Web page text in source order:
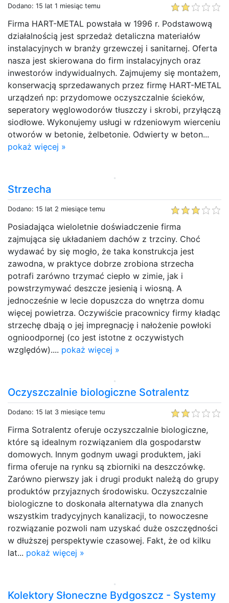
Dodano: 15 lat 1 miesiąc temu
Firma HART-METAL powstała w 1996 r. Podstawową
działalnością jest sprzedaż detaliczna materiałów
instalacyjnych w branży grzewczej i sanitarnej. Oferta
nasza jest skierowana do firm instalacyjnych oraz
inwestorów indywidualnych. Zajmujemy się montażem,
konserwacją sprzedawanych przez firmę HART-METAL
urządzeń np: przydomowe oczyszczalnie ścieków,
seperatory węglowodorów tłuszczy i skrobi, przyłączą
siodłowe. Wykonujemy usługi w rdzeniowym wierceniu
otworów w betonie, żelbetonie. Odwierty w beton...
pokaż więcej »
Strzecha
Dodano: 15 lat 2 miesiące temu
Posiadająca wieloletnie doświadczenie firma
zajmująca się układaniem dachów z trzciny. Choć
wydawać by się mogło, że taka konstrukcja jest
zawodna, w praktyce dobrze zrobiona strzecha
potrafi zarówno trzymać ciepło w zimie, jak i
powstrzymywać deszcze jesienią i wiosną. A
jednocześnie w lecie dopuszcza do wnętrza domu
więcej powietrza. Oczywiście pracownicy firmy kładąc
strzechę dbają o jej impregnację i nałożenie powłoki
ognioodpornej (co jest istotne z oczywistych
względów).... pokaż więcej »
Oczyszczalnie biologiczne Sotralentz
Dodano: 15 lat 3 miesiące temu
Firma Sotralentz oferuje oczyszczalnie biologiczne,
które są idealnym rozwiązaniem dla gospodarstw
domowych. Innym godnym uwagi produktem, jaki
firma oferuje na rynku są zbiorniki na deszczówkę.
Zarówno pierwszy jak i drugi produkt należą do grupy
produktów przyjaznych środowisku. Oczyszczalnie
biologiczne to doskonała alternatywa dla znanych
wszystkim tradycyjnych kanalizacji, to nowoczesne
rozwiązanie pozwoli nam uzyskać duże oszczędności
w dłuższej perspektywie czasowej. Fakt, że od kilku
lat... pokaż więcej »
Kolektory Słoneczne Bydgoszcz - Systemy